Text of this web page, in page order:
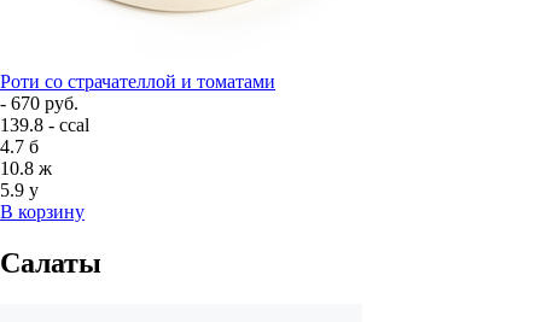
Роти со страчателлой и томатами
- 670 руб.
139.8 - ccal
4.7 б
10.8 ж
5.9 у
В корзину
Салаты